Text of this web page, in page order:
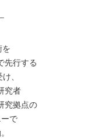
を
先行する
、
究者
究拠点の
で